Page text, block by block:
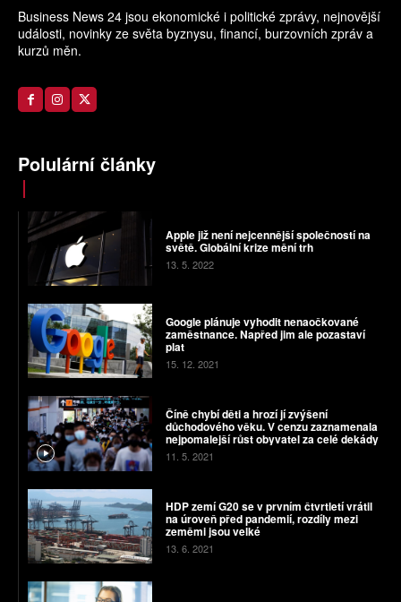
Business News 24 jsou ekonomické i politické zprávy, nejnovější
události, novinky ze světa byznysu, financí, burzovních zpráv a
kurzů měn.
Polulární články
Apple již není nejcennější společností na
světě. Globální krize mění trh
13. 5. 2022
Google plánuje vyhodit nenaočkované
zaměstnance. Napřed jim ale pozastaví
plat
15. 12. 2021
Číně chybí děti a hrozí jí zvýšení
důchodového věku. V cenzu zaznamenala
nejpomalejší růst obyvatel za celé dekády
11. 5. 2021
HDP zemí G20 se v prvním čtvrtletí vrátil
na úroveň před pandemií, rozdíly mezi
zeměmi jsou velké
13. 6. 2021